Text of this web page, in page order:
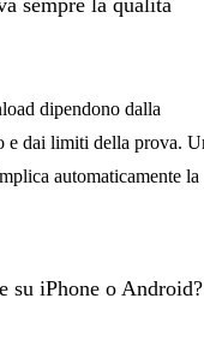
sempre la qualità
dipendono dalla
e dai limiti della prova.
automaticamente la
su iPhone o Android?